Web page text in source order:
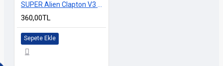
SUPER Alien Clapton V3 pro(AK) Ni80 0,30 Ohm 3 core (Dual 0,15 ohm) hazır sarılı 6 lı paket
360,00TL
Sepete Ekle